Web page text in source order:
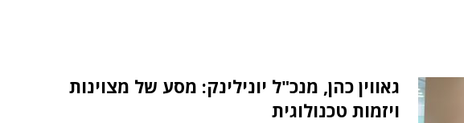
גאווין כהן, מנכ"ל יונילינק: מסע של מצוינות
ויזמות טכנולוגית